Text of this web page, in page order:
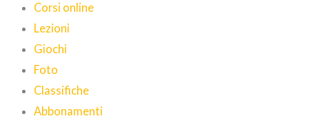
Corsi online
Lezioni
Giochi
Foto
Classifiche
Abbonamenti